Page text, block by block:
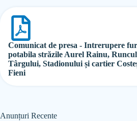
Comunicat de presa - Intrerupere
potabila străzile Aurel Rainu,
Târgului, Stadionului și cartier
Fieni
Anunțuri Recente